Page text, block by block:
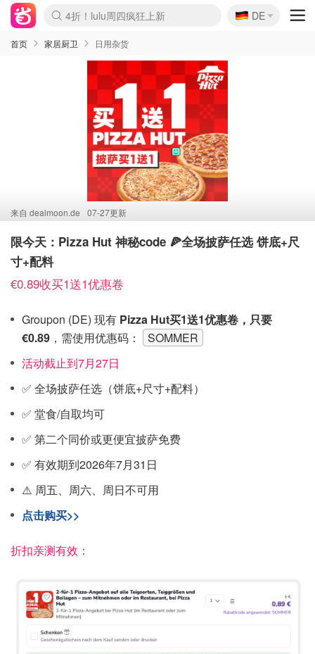
Boticinal 夏促开抢！
4折！lulu周四疯狂上新
还没结束！&OtherStories大促
Joybuy变相75折 随时失效
速领！Stanley独家85折
疑似霸哥！Camper额外叠85折
Zalando 奥莱闪促！每日更新
Moncler反季囤！5折起+叠9折
Coach Brooklyn仅€192
🇩🇪
DE
首页 家居厨卫 日用杂货
来自 dealmoon.de 07-27更新
限今天：Pizza Hut 神秘code 🍕全场披萨任选 饼底+尺
寸+配料
€0.89收买1送1优惠卷
Groupon (DE) 现有 Pizza Hut买1送1优惠卷，只要
€0.89 ，需使用优惠码：
SOMMER
活动截止到7月27日
✅ 全场披萨任选（饼底+尺寸+配料）
✅ 堂食/自取均可
✅ 第二个同价或更便宜披萨免费
✅ 有效期到2026年7月31日
⚠️ 周五、周六、周日不可用
点击购买>>
折扣亲测有效：